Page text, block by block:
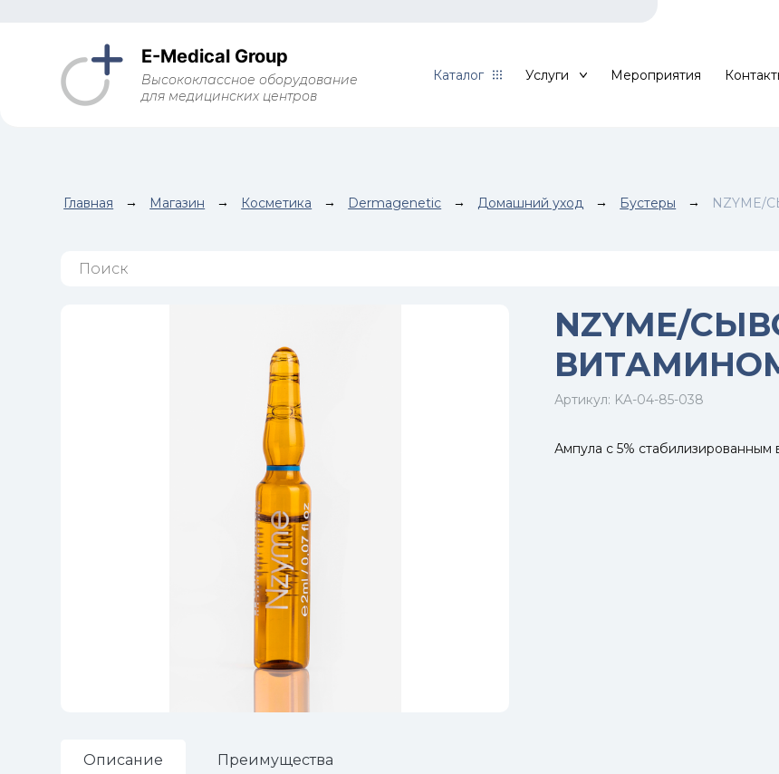
E-Medical Group
Высококлассное оборудование
для медицинских центров
Каталог Услуги Мероприятия
Главная → Магазин → Косметика → Dermagenetic → Домашний уход → Бустеры →
NZYME/
Артикул: KA-04-85-038
Ампула с 5%
Описание Преимущества